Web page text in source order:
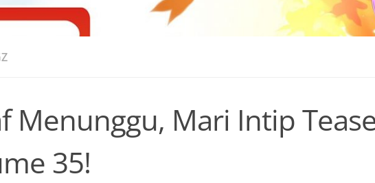
Menunggu, Mari Intip
35!